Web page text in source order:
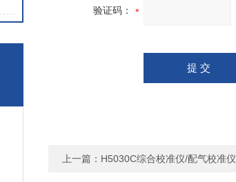
验证码：
上一篇： H5030C综合校准仪/配气校准仪